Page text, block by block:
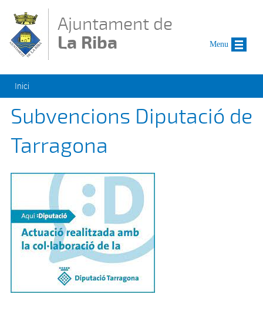
Ajuntament de
La Riba
Esteu aquí
Inici
Subvencions Diputació de
Tarragona
Menu